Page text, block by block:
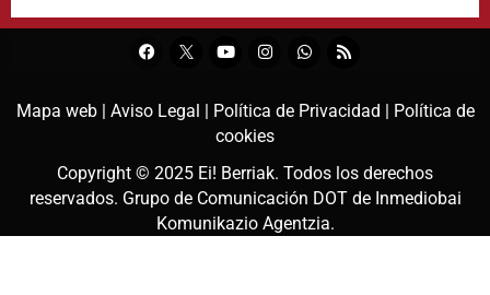
Mapa web | Aviso Legal | Política de Privacidad | Política de
cookies
Copyright © 2025 Ei! Berriak. Todos los derechos
reservados. Grupo de Comunicación DOT de Inmediobai
Komunikazio Agentzia.